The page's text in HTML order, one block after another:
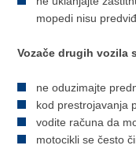
mopedi nisu
Vozače drugih vozila
ne oduzimajte
kod prestrojavanja
vodite računa da
motocikli se često